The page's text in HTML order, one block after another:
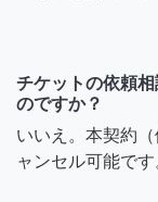
チケットの依頼
のですか？
いいえ。本契約
ャンセル可能です